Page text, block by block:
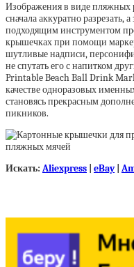
Изображения в виде пляжных
сначала аккуратно
подходящим инструментом
крышечках при помощи
шутливые надписи,
не спутать его с напитком
Printable Beach Ball Drink
качестве одноразовых
становясь прекрасным
пикников.
Искать: Aliexpress eBay|